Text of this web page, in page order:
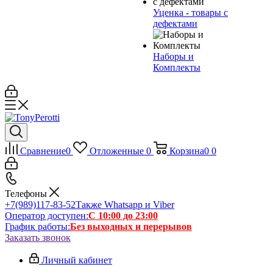
Уценка - товары с
дефектами
Наборы и
Комплекты
Сравнение0 Отложенные 0 Корзина0 0
Телефоны
+7(989)117-83-52Также Whatsapp и Viber
Оператор доступен:С 10:00 до 23:00
График работы:Без выходных и перерывов
Заказать звонок
Личный кабинет